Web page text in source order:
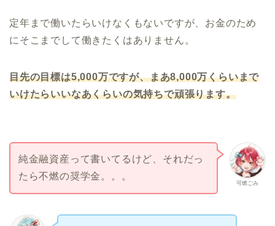
定年まで働いたらいけなくもないですが、お金のため
にそこまでして働きたくはありません。
目先の目標は5,000万ですが、まあ8,000万くらいまで
いけたらいいなあくらいの気持ちで頑張ります。
可燃ごみ
純金融資産って書いてるけど、それだっ
たら不燃の奨学金。。。